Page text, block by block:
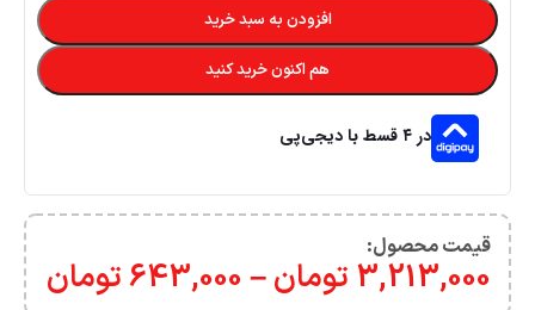
افزودن به سبد خرید
هم اکنون خرید کنید
در ۴ قسط با دیجی‌پی
قیمت محصول:​
3,213,000 تومان–
643,000تومان